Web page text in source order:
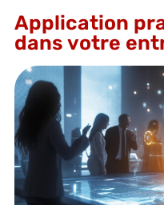
Application
dans votre